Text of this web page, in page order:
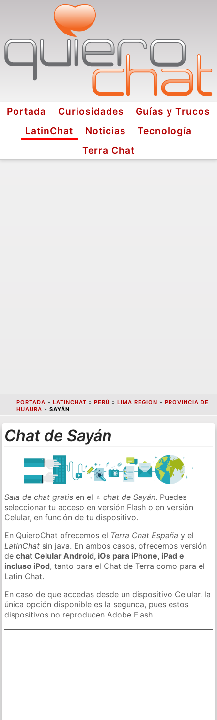
Portada Curiosidades
Guías y Trucos
LatinChat
Noticias
Tecnología
Terra Chat
PORTADA » LATINCHAT » PERÚ » LIMA REGION » PROVINCIA DE
HUAURA » SAYÁN
Chat de Sayán
Sala de chat gratis en el ⭐chat de Sayán. Puedes
seleccionar tu acceso en versión Flash o en versión
Celular, en función de tu dispositivo.
En QuieroChat ofrecemos el Terra Chat España y el
LatinChat sin java. En ambos casos, ofrecemos versión
dechat Celular Android, iOs para iPhone, iPad e
incluso iPod, tanto para el Chat de Terra como para el
Latin Chat.
En caso de que accedas desde un dispositivo Celular, la
única opción disponible es la segunda, pues estos
dispositivos no reproducen Adobe Flash.